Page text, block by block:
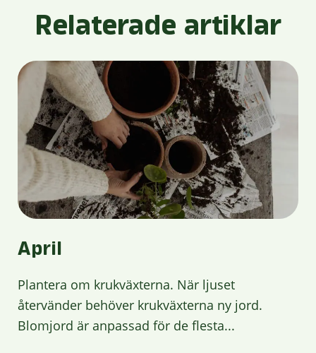
Relaterade artiklar
April
Plantera om krukväxterna. När ljuset
återvänder behöver krukväxterna ny jord.
Blomjord är anpassad för de flesta...